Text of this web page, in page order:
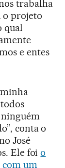
trabalha
o projeto
qual
e entes
ninguém
conta o
José
Ele foio
um